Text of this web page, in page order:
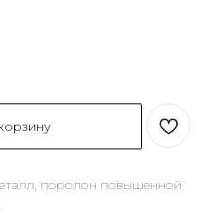
поролон повышенной